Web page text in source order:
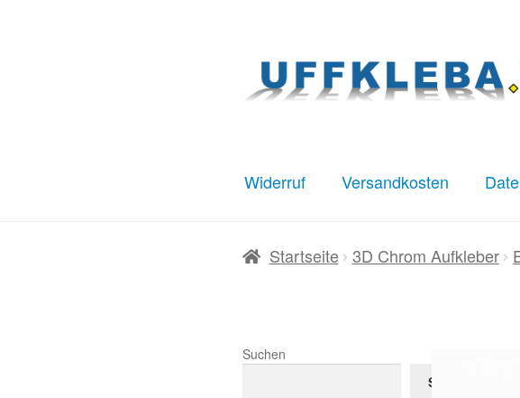
Navigation
springen
Inhalt
springen
Widerruf Versandkosten
StartAGB DatenschutzImpressum
Startseite 3D Chrom Aufkleber
Suchen
Suchen